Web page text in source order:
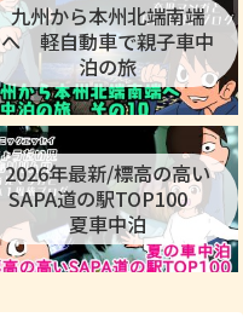
九州から本州北端南端
へ 軽自動車で親子車中
泊の旅
2026年最新/標高の高い
SAPA道の駅TOP100
夏車中泊